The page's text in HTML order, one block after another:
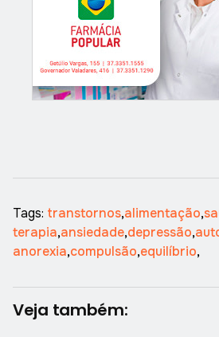
Tags: transtornos,alimentação,
terapia,ansiedade,depressão,
anorexia,compulsão,equilíbrio,
Veja também: